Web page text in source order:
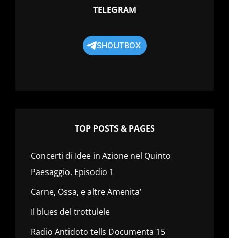
TELEGRAM
SHOUTBOX
TOP POSTS & PAGES
Concerti di Idee in Azione nel Quinto
Paesaggio. Episodio 1
Carne, Ossa, e altre Amenita'
Il blues del trottulele
Radio Antidoto tells Documenta 15